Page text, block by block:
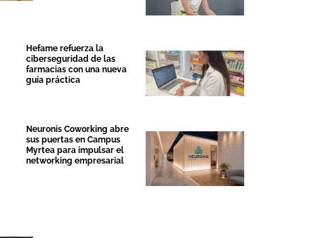
Hefame refuerza la
ciberseguridad de las
farmacias con una nueva
guía práctica
Neuronis Coworking abre
sus puertas en Campus
Myrtea para impulsar el
networking empresarial